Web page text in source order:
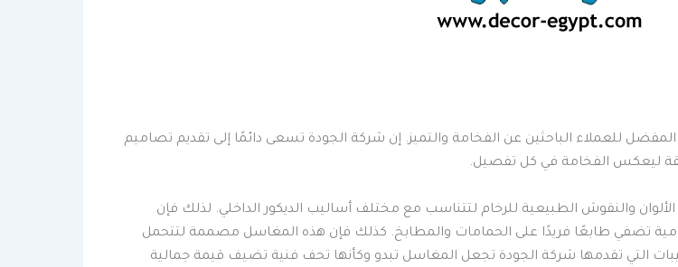
للعملاء الباحثين عن الفخامة والتميز. إن شركة الجودة تسعى دائمًا إلى تقديم تصاميم
ليعكس الفخامة في كل تفصيل.
والنقوش الطبيعية للرخام لتتناسب مع مختلف أساليب الديكور الداخلي. لذلك فإن
تضفي طابعًا فريدًا على الحمامات والمطابخ. كذلك فإن هذه المغاسل مصممة لتتحمل
التي تقدمها شركة الجودة تجعل المغاسل تبدو وكأنها تحف فنية تضيف قيمة جمالية